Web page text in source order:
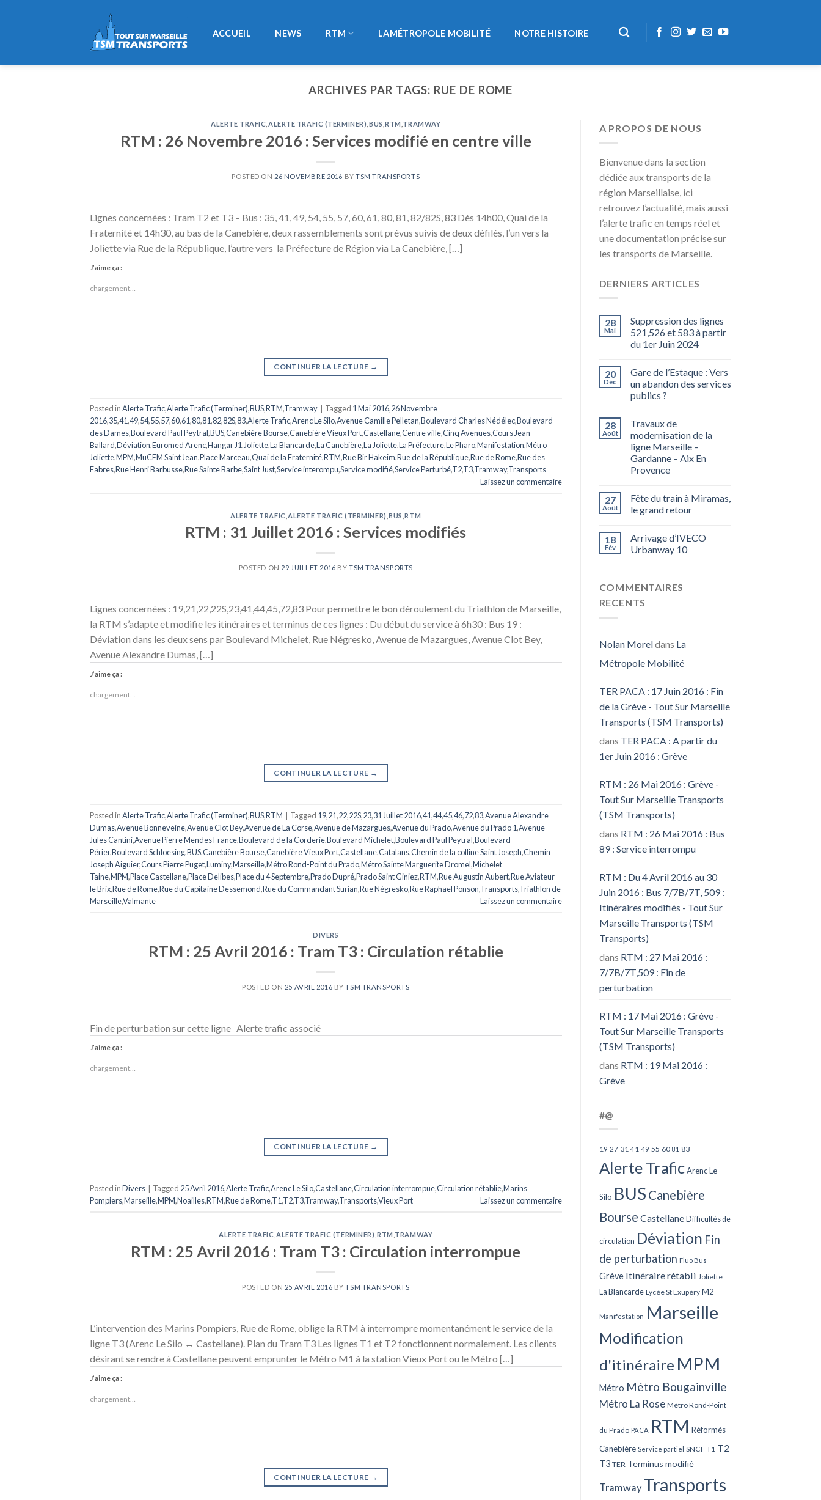
ACCUEIL NEWS RTM LAMÉTROPOLE MOBILITÉ NOTRE HISTOIRE
ARCHIVES PAR TAGS: RUE DE ROME
ALERTE TRAFIC ALERTE TRAFIC (TERMINER) BUS ,RTM TRAMWAY
RTM : 26 Novembre 2016 : Services modifié en centre ville
POSTED ON 26 NOVEMBRE 2016 BYTSM TRANSPORTS
Lignes concernées : Tram T2 et T3 – Bus : 35, 41, 49, 54, 55, 57, 60, 61, 80, 81, 82/82S, 83 Dès 14h00, Quai de la
Fraternité et 14h30, au bas de la Canebière, deux rassemblements sont prévus suivis de deux défilés, l’un vers la
Joliette via Rue de la République, l’autre vers la Préfecture de Région via La Canebière, […]
J’aime ça :
chargement…
CONTINUER LA LECTURE →
Posted inAlerte Trafic,Alerte Trafic (Terminer),BUS,RTM,Tramway Tagged 1 Mai 2016,26 Novembre
2016,35,41,49,54,55,57,60,61,80,81,82,82S,83,Alerte Trafic,Arenc Le Silo,Avenue Camille Pelletan,Boulevard Charles Nédélec,Boulevard
des Dames,Boulevard Paul Peytral,BUS,Canebière Bourse,Canebière Vieux Port,Castellane,Centre ville,Cinq Avenues,Cours Jean
Ballard,Déviation,Euromed Arenc,Hangar J1,Joliette,La Blancarde,La Canebière,La Joliette,La Préfecture,Le Pharo,Manifestation,Métro
Joliette,MPM,MuCEM Saint Jean,Place Marceau,Quai de la Fraternité,RTM,Rue Bir Hakeim,Rue de la République,Rue de Rome,Rue des
Fabres,Rue Henri Barbusse,Rue Sainte Barbe,Saint Just,Service interompu,Service modifié,Service Perturbé,T2,T3,Tramway,Transports
Laissez un commentaire
ALERTE TRAFIC ,ALERTE TRAFIC (TERMINER) ,BUS ,RTM
RTM : 31 Juillet 2016 : Services modifiés
POSTED ON 29 JUILLET 2016 BY TSM TRANSPORTS
Lignes concernées : 19,21,22,22S,23,41,44,45,72,83 Pour permettre le bon déroulement du Triathlon de Marseille,
la RTM s’adapte et modifie les itinéraires et terminus de ces lignes : Du début du service à 6h30 : Bus 19 :
Déviation dans les deux sens par Boulevard Michelet, Rue Négresko, Avenue de Mazargues, Avenue Clot Bey,
Avenue Alexandre Dumas, […]
J’aime ça :
chargement…
CONTINUER LA LECTURE →
Posted inAlerte Trafic,Alerte Trafic (Terminer),BUS,RTM Tagged 19,21,22,22S,23,31 Juillet 2016,41,44,45,46,72,83,Avenue Alexandre
Dumas,Avenue Bonneveine,Avenue Clot Bey,Avenue de La Corse,Avenue de Mazargues,Avenue du Prado,Avenue du Prado 1,Avenue
Jules Cantini,Avenue Pierre Mendes France,Boulevard de la Corderie,Boulevard Michelet,Boulevard Paul Peytral,Boulevard
Périer,Boulevard Schloesing,BUS,Canebière Bourse,Canebière Vieux Port,Castellane,Catalans,Chemin de la colline Saint Joseph,Chemin
Joseph Aiguier,Cours Pierre Puget,Luminy,Marseille,Métro Rond-Point du Prado,Métro Sainte Marguerite Dromel,Michelet
Taine,MPM,Place Castellane,Place Delibes,Place du 4 Septembre,Prado Dupré,Prado Saint Giniez,RTM,Rue Augustin Aubert,Rue Aviateur
le Brix,Rue de Rome,Rue du Capitaine Dessemond,Rue du Commandant Surian,Rue Négresko,Rue Raphaël Ponson,Transports,Triathlon de
Marseille,Valmante Laissez un commentaire
DIVERS
RTM : 25 Avril 2016 : Tram T3 : Circulation rétablie
POSTED ON 25 AVRIL 2016 BYTSM TRANSPORTS
Fin de perturbation sur cette ligne Alerte trafic associé
J’aime ça :
chargement…
CONTINUER LA LECTURE →
Posted inDivers Tagged 25 Avril 2016,Alerte Trafic,Arenc Le Silo,Castellane,Circulation interrompue,Circulation rétablie,Marins
Pompiers,Marseille,MPM,Noailles,RTM,Rue de Rome,T1,T2,T3,Tramway,Transports,Vieux Port Laissez un commentaire
ALERTE TRAFIC ,ALERTE TRAFIC (TERMINER) ,RTM TRAMWAY
RTM : 25 Avril 2016 : Tram T3 : Circulation interrompue
POSTED ON 25 AVRIL 2016 BYTSM TRANSPORTS
L’intervention des Marins Pompiers, Rue de Rome, oblige la RTM à interrompre momentanément le service de la
ligne T3 (Arenc Le Silo ↔ Castellane). Plan du Tram T3 Les lignes T1 et T2 fonctionnent normalement. Les clients
désirant se rendre à Castellane peuvent emprunter le Métro M1 à la station Vieux Port ou le Métro […]
J’aime ça :
chargement…
CONTINUER LA LECTURE →
A PROPOS DE NOUS
Bienvenue dans la section
dédiée aux transports de la
région Marseillaise, ici
retrouvez l’actualité, mais aussi
l’alerte trafic en temps réel et
une documentation précise sur
les transports de Marseille.
DERNIERS ARTICLES
28
Mai
Suppression des lignes
521,526 et 583 à partir
du 1er Juin 2024
20
Déc
Gare de l’Estaque : Vers
un abandon des services
publics ?
28
Août
Travaux de
modernisation de la
ligne Marseille –
Gardanne – Aix En
Provence
27
Août
Fête du train à Miramas,
le grand retour
18
Fév
Arrivage d’IVECO
Urbanway 10
COMMENTAIRES
RECENTS
Nolan Moreldans La
Métropole Mobilité
TER PACA : 17 Juin 2016 : Fin
de la Grève - Tout Sur Marseille
Transports (TSM Transports)
dans TER PACA : A partir du
1er Juin 2016 : Grève
RTM : 26 Mai 2016 : Grève -
Tout Sur Marseille Transports
(TSM Transports)
dans RTM : 26 Mai 2016 : Bus
89 : Service interrompu
RTM : Du 4 Avril 2016 au 30
Juin 2016 : Bus 7/7B/7T, 509 :
Itinéraires modifiés - Tout Sur
Marseille Transports (TSM
Transports)
dans RTM : 27 Mai 2016 :
7/7B/7T,509 : Fin de
perturbation
RTM : 17 Mai 2016 : Grève -
Tout Sur Marseille Transports
(TSM Transports)
dans RTM : 19 Mai 2016 :
Grève
#@
19 27 31 41 49 55 60 81 83
Alerte Trafic Arenc Le
Silo BUS Canebière
Bourse Castellane Difficultés de
circulation Déviation Fin
de perturbation Fluo Bus
Grève Itinéraire rétabli Joliette
La Blancarde Lycée St Exupéry M2
Manifestation Marseille
Modification
d'itinéraire MPM
Métro Métro Bougainville
Métro La Rose Métro Rond-Point
du Prado PACA RTM Réformés
Canebière Service partiel SNCF T1 T2
T3 TER Terminus modifié
Tramway Transports